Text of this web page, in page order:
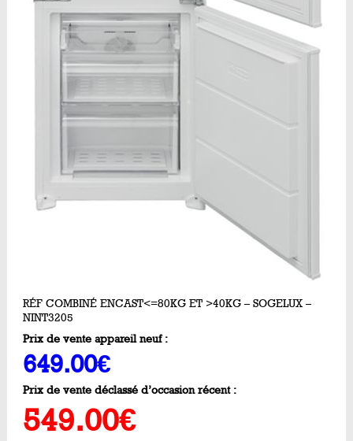
RÉF COMBINÉ ENCAST<=80KG ET >40KG – SOGELUX –
NINT3205
Prix de vente appareil neuf :
649.00€
Prix de vente déclassé d’occasion récent :
549.00€